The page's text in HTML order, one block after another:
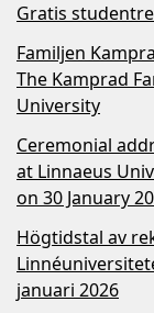
Gratis
Familjen
The Kamprad
University
Ceremonial
at Linnaeus
on 30 January
Högtidstal av
januari 2026